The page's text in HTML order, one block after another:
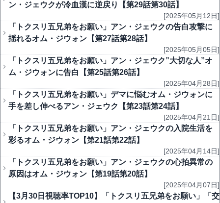
ン・ジェウクが冷血漢に逆戻り【第29話第30話】
[2025年05月12日]
「トクスリ五兄弟をお願い」アン・ジェウクの告白攻撃に
揺れるオム・ジウォン【第27話第28話】
[2025年05月05日]
「トクスリ五兄弟をお願い」アン・ジェウク”大切な人”オ
ム・ジウォンに告白【第25話第26話】
[2025年04月28日]
「トクスリ五兄弟をお願い」デマに悩むオム・ジウォンに
手を差し伸べるアン・ジェウク【第23話第24話】
[2025年04月21日]
「トクスリ五兄弟をお願い」アン・ジェウクの入院生活を
彩るオム・ジウォン【第21話第22話】
[2025年04月14日]
「トクスリ五兄弟をお願い」アン・ジェウクの心拍異常の
原因はオム・ジウォン【第19話第20話】
[2025年04月07日]
【3月30日視聴率TOP10】「トクスリ五兄弟をお願い」「交